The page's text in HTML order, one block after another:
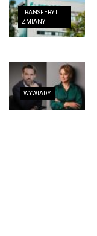
TRANSFERY I
ZMIANY
WYWIADY